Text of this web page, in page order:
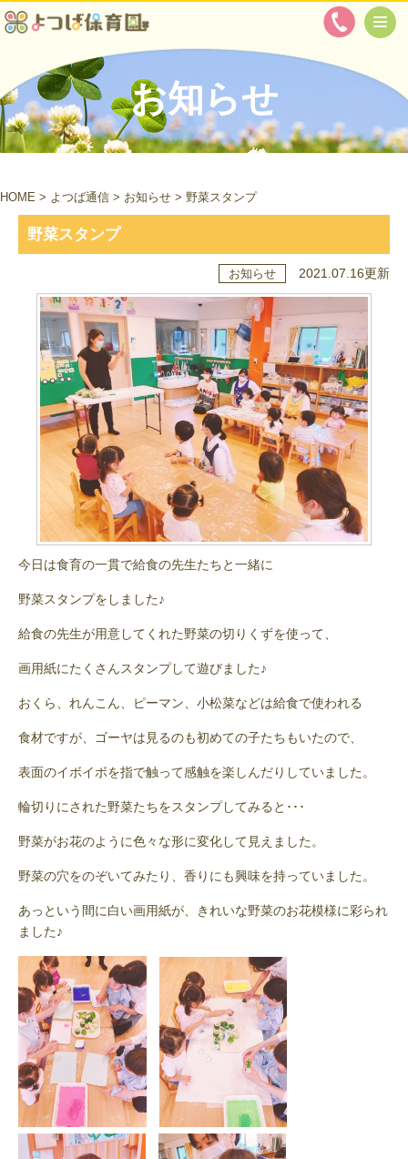
お知らせ
HOME > よつば通信 > お知らせ > 野菜スタンプ
野菜スタンプ
お知らせ 2021.07.16更新
今日は食育の一貫で給食の先生たちと一緒に
野菜スタンプをしました♪
給食の先生が用意してくれた野菜の切りくずを使って、
画用紙にたくさんスタンプして遊びました♪
おくら、れんこん、ピーマン、小松菜などは給食で使われる
食材ですが、ゴーヤは見るのも初めての子たちもいたので、
表面のイボイボを指で触って感触を楽しんだりしていました。
輪切りにされた野菜たちをスタンプしてみると･･･
野菜がお花のように色々な形に変化して見えました。
野菜の穴をのぞいてみたり、香りにも興味を持っていました。
あっという間に白い画用紙が、きれいな野菜のお花模様に彩られ
ました♪